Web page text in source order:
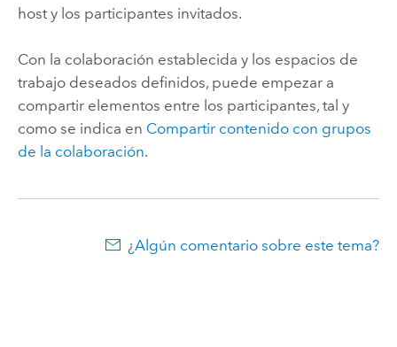
host y los participantes invitados.
Con la colaboración establecida y los espacios de
trabajo deseados definidos, puede empezar a
compartir elementos entre los participantes, tal y
como se indica en Compartir contenido con grupos
de la colaboración.
¿Algún comentario sobre este tema?